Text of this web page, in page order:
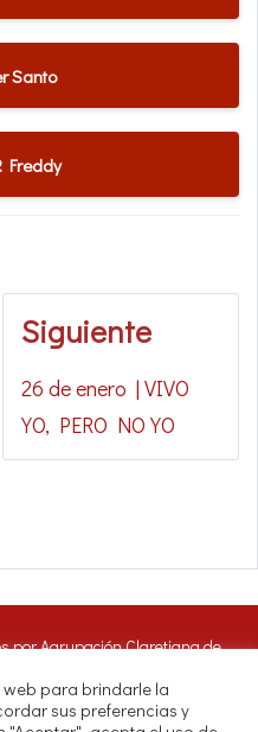
Santo
Freddy
Siguiente
26 de enero | VIVO
YO, PERO NO YO
por Agrupación Claretiana de
fuentes de RADIO CLARET
web para brindarle la
sus preferencias y